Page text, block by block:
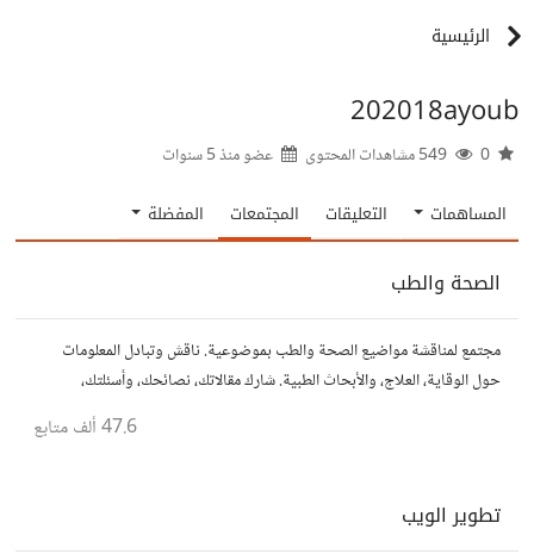
الرئيسية
202018ayoub
عضو منذ5 سنوات
المساهمات التعليقات المجتمعات المفضلة
الصحة والطب
مجتمع لمناقشة مواضيع الصحة والطب بموضوعية. ناقش وتبادل المعلومات
حول الوقاية، العلاج، والأبحاث الطبية. شارك مقالاتك، نصائحك، وأسئلتك،
47.6 ألف متابع
تطوير الويب